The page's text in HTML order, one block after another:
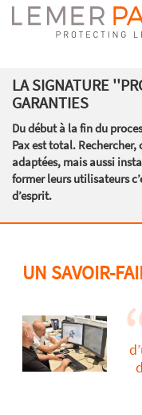
LA SIGNATURE
GARANTIES
Du début à la fin du
Pax est total.
adaptées, mais aussi
former leurs utilisateurs
d’esprit.
UN SAVOIR-